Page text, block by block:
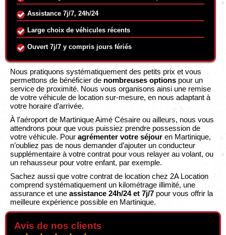
Assistance 7j/7, 24h/24
Large choix de véhicules récents
Ouvert 7j/7 y compris jours fériés
Nous pratiquons systématiquement des petits prix et vous
permettons de bénéficier de nombreuses options pour un
service de proximité. Nous vous organisons ainsi une remise
de votre véhicule de location sur-mesure, en nous adaptant à
votre horaire d’arrivée.
À l’aéroport de Martinique Aimé Césaire ou ailleurs, nous vous
attendrons pour que vous puissiez prendre possession de
votre véhicule. Pour agrémenter votre séjour en Martinique,
n’oubliez pas de nous demander d’ajouter un conducteur
supplémentaire à votre contrat pour vous relayer au volant, ou
un rehausseur pour votre enfant, par exemple.
Sachez aussi que votre contrat de location chez 2A Location
comprend systématiquement un kilométrage illimité, une
assurance et une assistance 24h/24 et 7j/7 pour vous offrir la
meilleure expérience possible en Martinique.
Avis de nos clients